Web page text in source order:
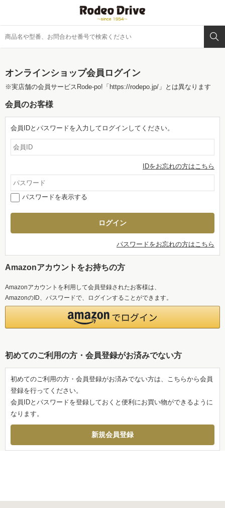
オンラインショップ会員ログイン
※実店舗の会員サービスRode-po! 「https://rodepo.jp/」 とは異なります
会員のお客様
会員IDとパスワードを入力してログインしてください。
IDをお忘れの方はこちら
パスワードを表示する
パスワードをお忘れの方はこちら
Amazonアカウントをお持ちの方
Amazonアカウントを利用して会員登録されたお客様は、
AmazonのID、パスワードで、ログインすることができます。
初めてのご利用の方・会員登録がお済みでない方
初めてのご利用の方・会員登録がお済みでない方は、こちらから会員
登録を行ってください。
会員IDとパスワードを登録しておくと便利にお買い物ができるように
なります。